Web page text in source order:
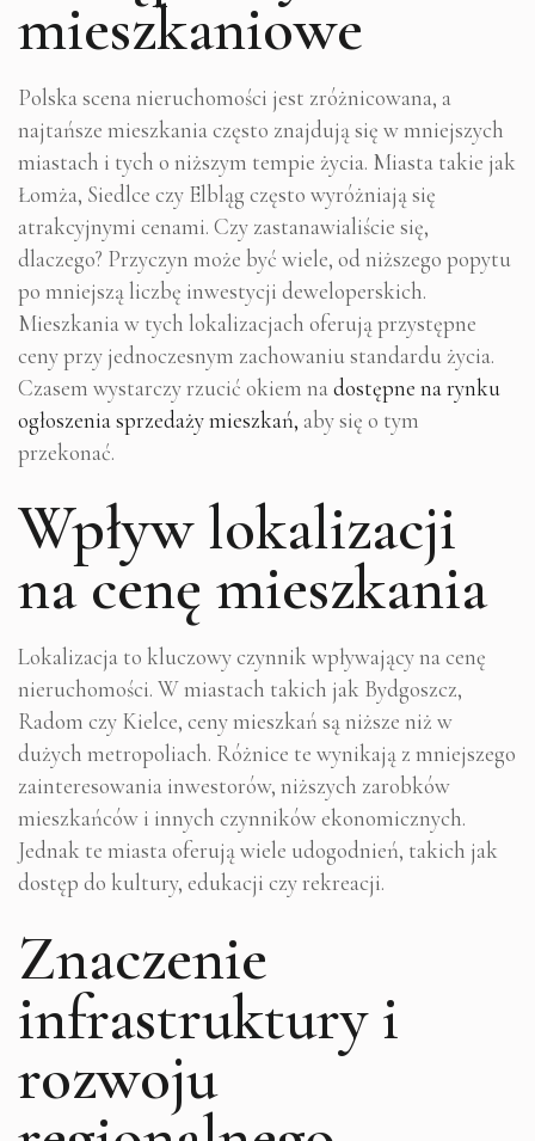
mieszkaniowe
Polska scena nieruchomości jest zróżnicowana, a
najtańsze mieszkania często znajdują się w mniejszych
miastach i tych o niższym tempie życia. Miasta takie jak
Łomża, Siedlce czy Elbląg często wyróżniają się
atrakcyjnymi cenami. Czy zastanawialiście się,
dlaczego? Przyczyn może być wiele, od niższego popytu
po mniejszą liczbę inwestycji deweloperskich.
Mieszkania w tych lokalizacjach oferują przystępne
ceny przy jednoczesnym zachowaniu standardu życia.
Czasem wystarczy rzucić okiem na dostępne na rynku
ogłoszenia sprzedaży mieszkań, aby się o tym
przekonać.
Wpływ lokalizacji
na cenę mieszkania
Lokalizacja to kluczowy czynnik wpływający na cenę
nieruchomości. W miastach takich jak Bydgoszcz,
Radom czy Kielce, ceny mieszkań są niższe niż w
dużych metropoliach. Różnice te wynikają z mniejszego
zainteresowania inwestorów, niższych zarobków
mieszkańców i innych czynników ekonomicznych.
Jednak te miasta oferują wiele udogodnień, takich jak
dostęp do kultury, edukacji czy rekreacji.
Znaczenie
infrastruktury i
rozwoju